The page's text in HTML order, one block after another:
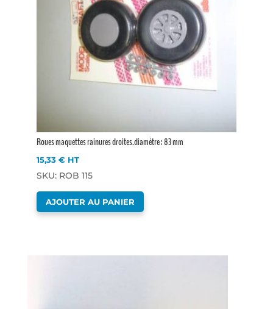
Roues maquettes rainures droites.diamètre : 83 mm
15,33 € HT
SKU: ROB 115
AJOUTER AU PANIER